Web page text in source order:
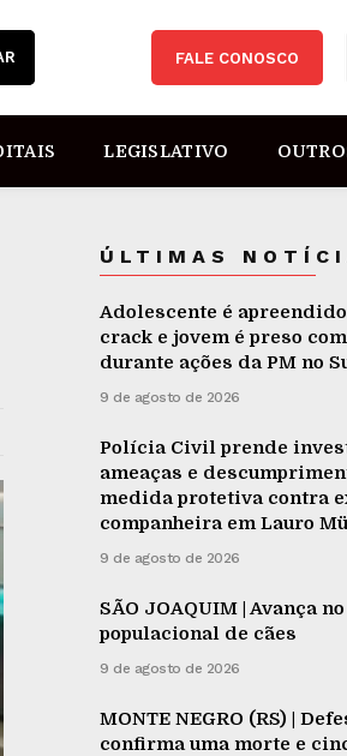
FALE CONOSCO
LEGISLATIVO
ÚLTIMAS
Adolescente é
crack e jovem é preso
durante ações da PM no
9 de agosto de 2026
Polícia Civil prende
ameaças e
medida protetiva contra
companheira em Lauro
9 de agosto de 2026
SÃO JOAQUIM | Avança
populacional de cães
9 de agosto de 2026
MONTE NEGRO (RS) |
confirma uma morte e